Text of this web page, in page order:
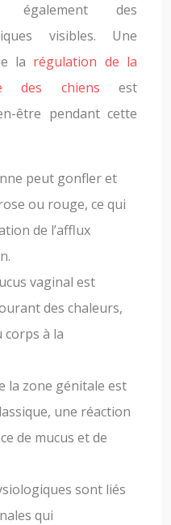
également des
visibles. Une
la régulation de la
des chiens est
être pendant cette
peut gonfler et
ou rouge, ce qui
de l’afflux
vaginal est
des chaleurs,
à la
la zone génitale est
une réaction
de mucus et de
sont liés
qui